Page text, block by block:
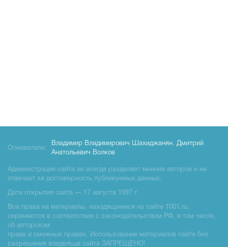
Основатели:
Владимир Владимирович Шахиджанян, Дмитрий
Анатольевич Волков
Администрация сайта не всегда разделяет мнения авторов и не
отвечает за достоверность публикуемых данных.
Дата открытия сайта — 17 августа 1997 г.
Все права на материалы, находящиемся на сайте 1001.ru,
охраняются в соответствии с законодательством РФ, в том числе,
об авторском
праве и смежных правах. Использование материалов сайте без
разрешения владельца сайта ЗАПРЕЩЕНО!